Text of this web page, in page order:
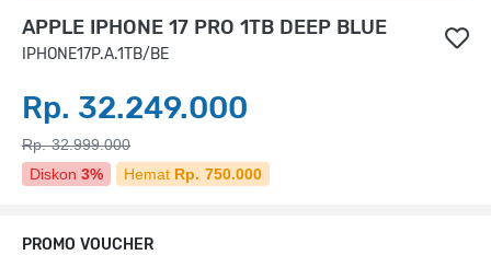
APPLE IPHONE 17 PRO 1TB DEEP BLUE
IPHONE17P.A.1TB/BE
Rp. 32.249.000
Rp. 32.999.000
Diskon 3% Hemat Rp. 750.000
PROMO VOUCHER